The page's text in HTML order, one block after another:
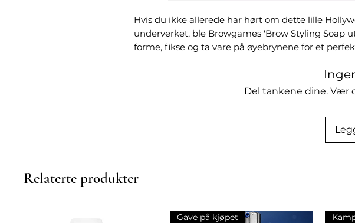
Hvis du ikke allerede har hørt om dette lille
underverket, ble Browgames 'Brow Styling Soap
forme, fikse og ta vare på øyebrynene for et
designede øyenbryn gjennom hele dagen.
tredimensjonale, fyldige bryn og vil sørge for at
om fyldigere bryn eller for deg som trenger å
"buskete" og strie hårene på plass.
hjelpe deg med å style øyenbrynene dine slik du
Del tankene dine. Vær
Relaterte produkter
Gave på kjøpet